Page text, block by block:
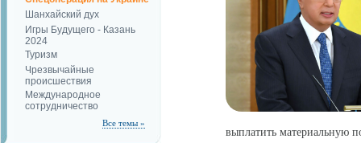
Шанхайский дух
Игры Будущего - Казань
2024
Туризм
Чрезвычайные
происшествия
Международное
сотрудничество
Все темы »
выплатить материальную